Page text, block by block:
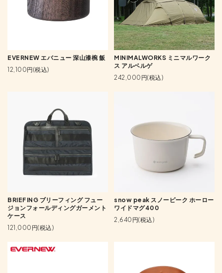
EVERNEW エバニュー 深山漆椀 飯
12,100円(税込)
MINIMALWORKS ミニマルワーク
ス アルベルゲ
242,000円(税込)
BRIEFING ブリーフィング フュー
ジョンフォールディングガーメント
ケース
121,000円(税込)
snow peak スノーピーク ホーロー
ワイドマグ400
2,640円(税込)